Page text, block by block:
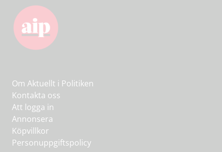
Om Aktuellt i Politiken
Kontakta oss
Att logga in
Annonsera
Köpvillkor
Personuppgiftspolicy